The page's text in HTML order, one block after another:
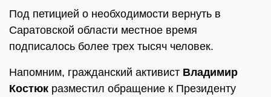
Под петицией о необходимости вернуть в
Саратовской области местное время
подписалось более трех тысяч человек.
Напомним, гражданский активист Владимир
Костюк разместил обращение к Президенту